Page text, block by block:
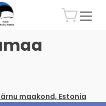
maakond, Estonia